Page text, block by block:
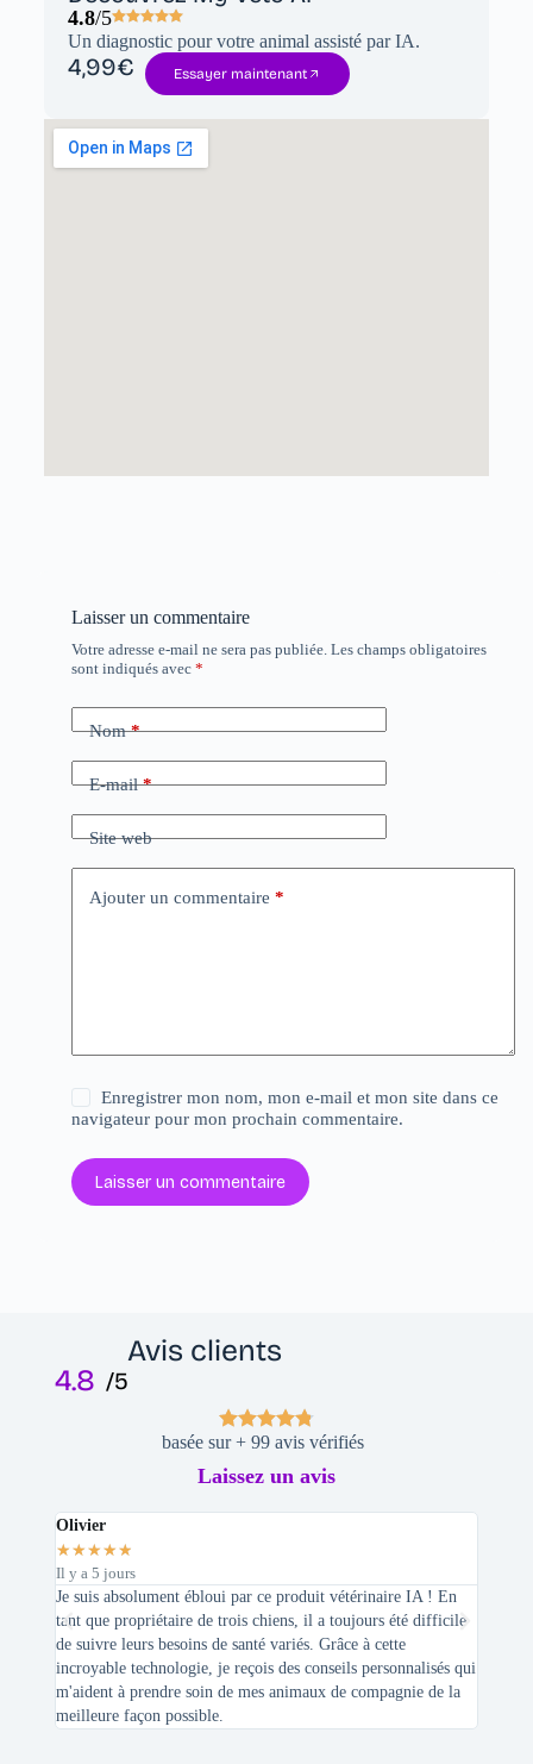
4.8/5
Un diagnostic pour votre animal assisté par IA.
4,99€ Essayer maintenant
Laisser un commentaire
Votre adresse e-mail ne sera pas publiée. Les champs obligatoires
sont indiqués avec *
Nom*
E-mail*
Site web
Ajouter un commentaire *
Enregistrer mon nom, mon e-mail et mon site dans ce
navigateur pour mon prochain commentaire.
Laisser un commentaire
Avis clients
4.8 /5
basée sur + 99 avis vérifiés
Laissez un avis
Olivier
★★★★★
Il y a 5 jours
Je suis absolument ébloui par ce produit vétérinaire IA ! En
tant que propriétaire de trois chiens, il a toujours été difficile
de suivre leurs besoins de santé variés. Grâce à cette
incroyable technologie, je reçois des conseils personnalisés qui
m'aident à prendre soin de mes animaux de compagnie de la
meilleure façon possible.